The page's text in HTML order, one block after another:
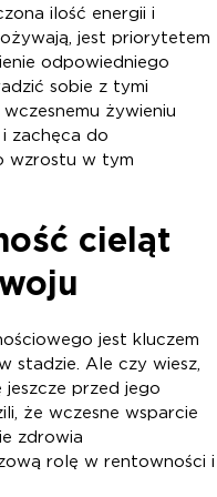
ilość energii i
jest priorytetem
odpowiedniego
sobie z tymi
żywieniu
zachęca do
wzrostu w tym
cieląt
jest kluczem
stadzie. Ale czy wiesz,
przed jego
że wczesne wsparcie
zdrowia
rolę w rentowności i